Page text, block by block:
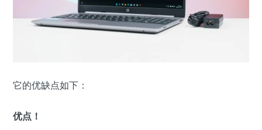
它的优缺点如下：
优点！